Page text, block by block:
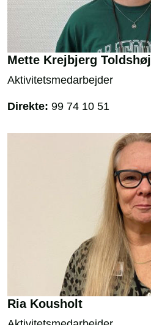
Mette Krejbjerg Toldshøj
Aktivitetsmedarbejder
Direkte: 99 74 10 51
Ria Kousholt